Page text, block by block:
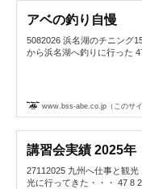
アベの釣り自慢
5082026 浜名湖のチニング
から浜名湖へ釣りに行った
www.bss-abe.co.jp（このサイ
講習会実績 2025年
27112025 九州へ仕事と観
光に行ってきた・・・ 47 8